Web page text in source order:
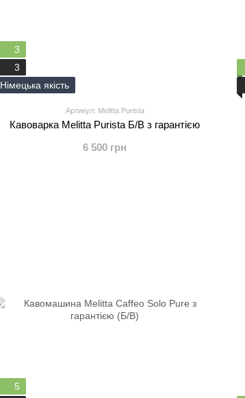
3
3
Німецька якість
Артикул: Melitta Purista
Кавоварка Melitta Purista Б/В з гарантією
6 500 грн
5